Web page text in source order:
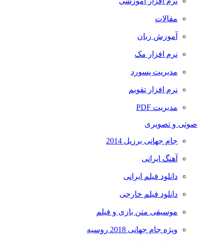
مقالات
آموزش زبان
نرم افزار مک
مدیریت پسورد
نرم افزار تقویم
مدیریت PDF
صوتی و تصویری
جام جهانی برزیل 2014
آهنگ ایرانی
دانلود فیلم ایرانی
دانلود فیلم خارجی
موسیقی متن بازی و فیلم
ویژه جام جهانی 2018 روسیه